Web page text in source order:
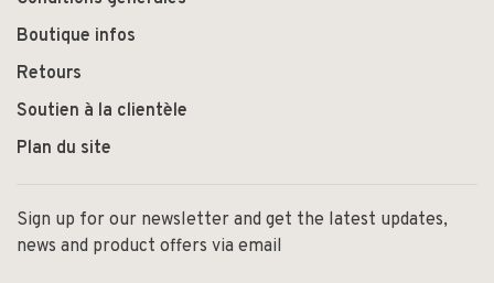
Boutique infos
Retours
Soutien à la clientèle
Plan du site
Sign up for our newsletter and get the latest updates,
news and product offers via email